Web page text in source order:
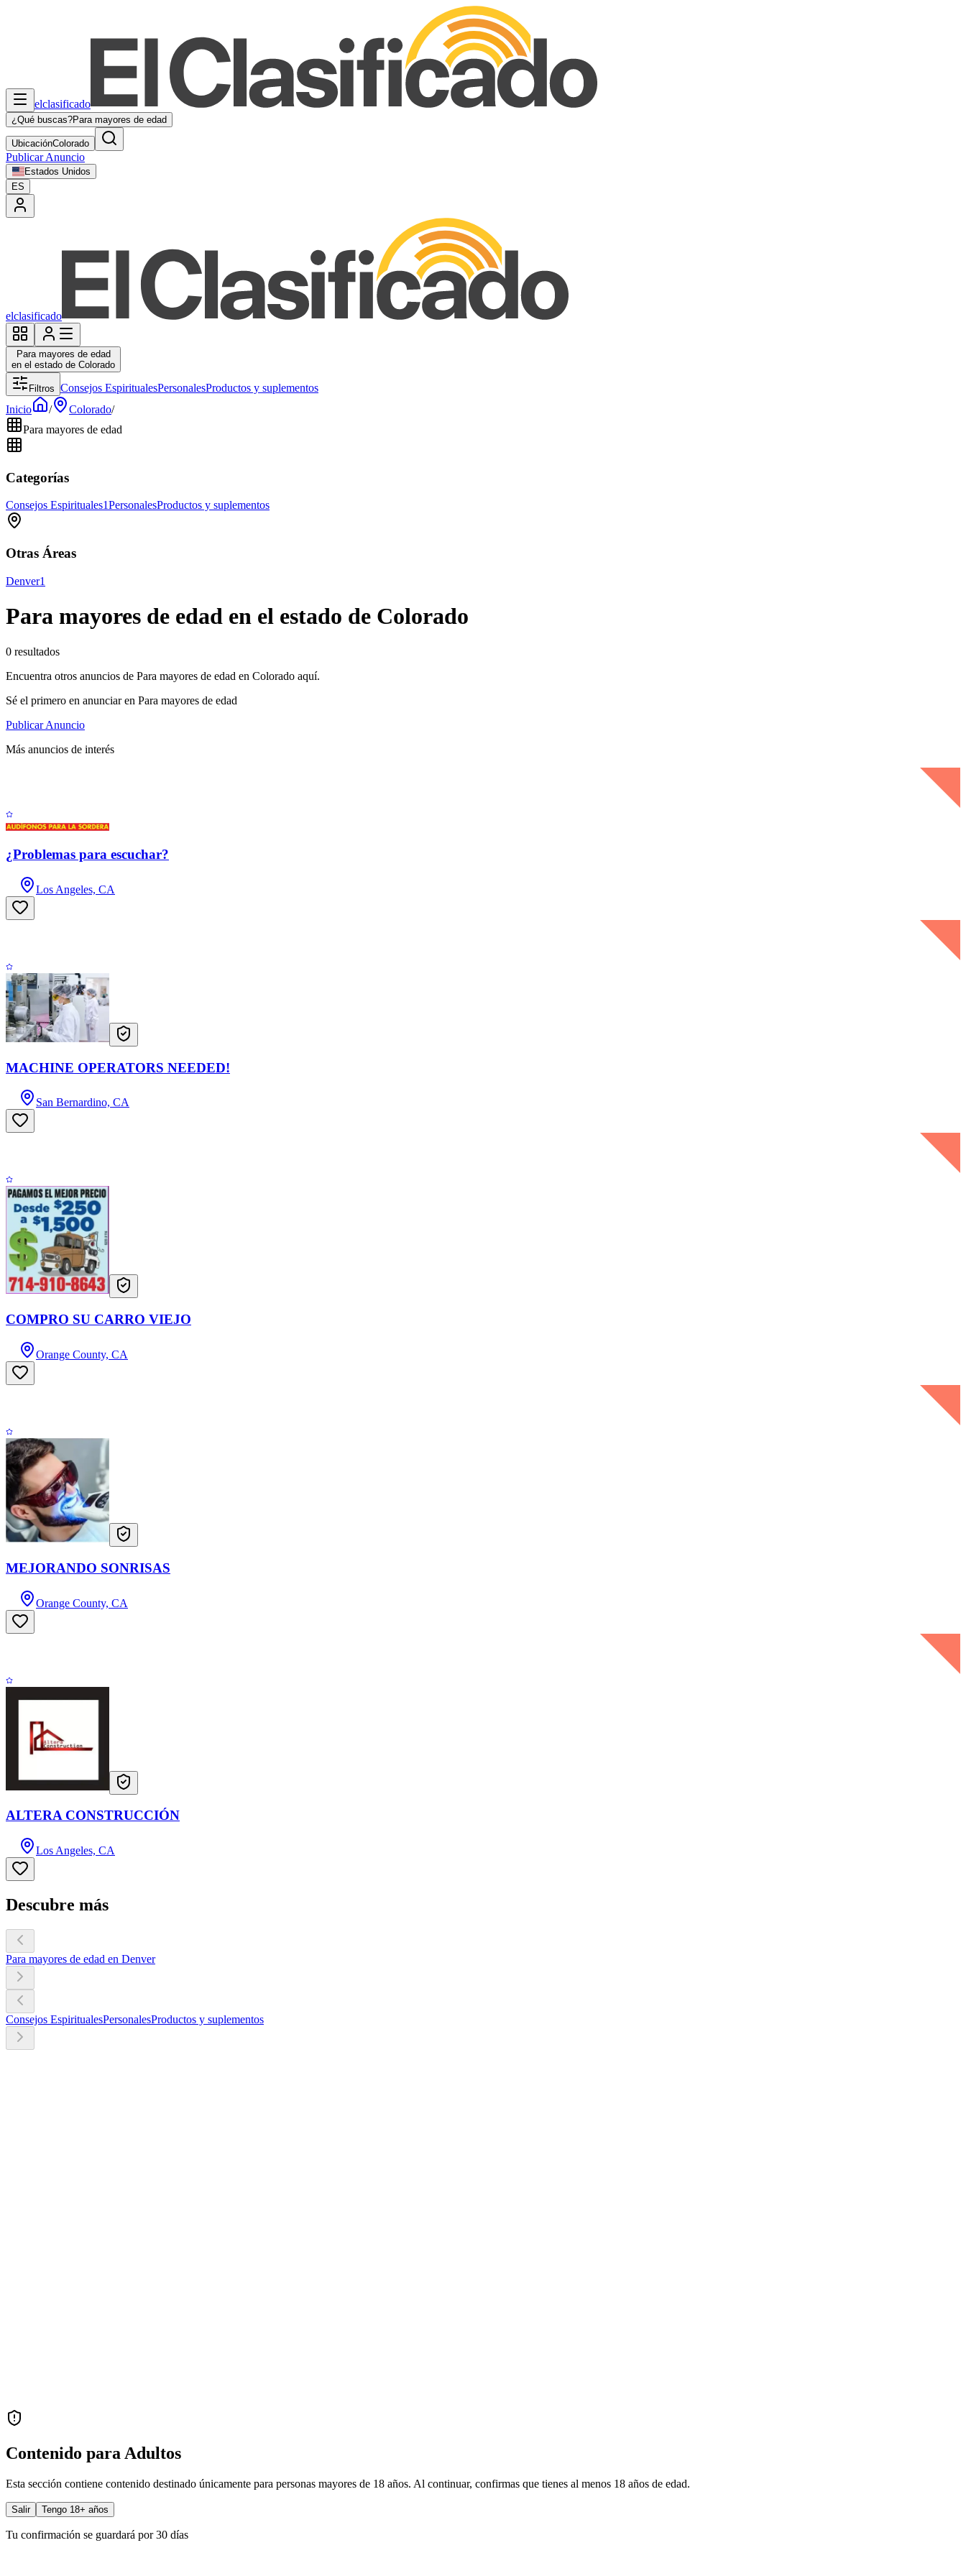
elclasificado
¿Qué buscas?Para mayores de edad
UbicaciónColorado
Publicar Anuncio
Estados Unidos
ES
elclasificado
Para mayores de edad
en el estado de Colorado
Filtros Consejos EspiritualesPersonalesProductos y suplementos
Inicio
/ Colorado/
Para mayores de edad
Categorías
Consejos Espirituales1PersonalesProductos y suplementos
Otras Áreas
Denver1
Para mayores de edad en el estado de Colorado
0 resultados
Encuentra otros anuncios de Para mayores de edad en Colorado aquí.
Sé el primero en anunciar en Para mayores de edad
Publicar Anuncio
Más anuncios de interés
¿Problemas para escuchar?
Los Angeles, CA
MACHINE OPERATORS NEEDED!
San Bernardino, CA
COMPRO SU CARRO VIEJO
Orange County, CA
MEJORANDO SONRISAS
Orange County, CA
ALTERA CONSTRUCCIÓN
Los Angeles, CA
Descubre más
Para mayores de edad en Denver
Consejos EspiritualesPersonalesProductos y suplementos
Contenido para Adultos
Esta sección contiene contenido destinado únicamente para personas mayores de 18 años. Al continuar, confirmas que tienes al menos 18 años de edad.
Salir Tengo 18+ años
Tu confirmación se guardará por 30 días